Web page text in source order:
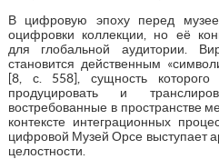
В цифровую эпоху перед
оцифровки коллекции, но её
для глобальной аудитории.
становится действенным
[8, с. 558], сущность которого
продуцировать и
востребованные в пространстве
контексте интеграционных
цифровой Музей Орсе выступает
целостности.